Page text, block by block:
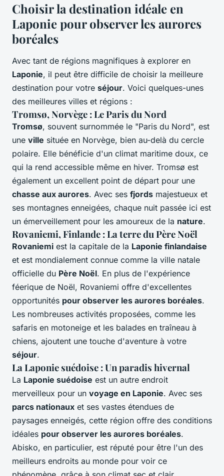
Choisir la destination idéale en
Laponie pour observer les aurores
boréales
Avec tant de régions magnifiques à explorer en
Laponie, il peut être difficile de choisir la meilleure
destination pour votre séjour. Voici quelques-unes
des meilleures villes et régions :
Tromsø, Norvège : Le Paris du Nord
Tromsø, souvent surnommée le "Paris du Nord", est
une ville située en Norvège, bien au-delà du cercle
polaire. Elle bénéficie d'un climat maritime doux, ce
qui la rend accessible même en hiver. Tromsø est
également un excellent point de départ pour une
chasse aux aurores. Avec ses fjords majestueux et
ses montagnes enneigées, chaque nuit passée ici est
un émerveillement pour les amoureux de la nature.
Rovaniemi, Finlande : La terre du Père Noël
Rovaniemi est la capitale de la Laponie finlandaise
et est mondialement connue comme la ville natale
officielle du Père Noël. En plus de l'expérience
féerique de Noël, Rovaniemi offre d'excellentes
opportunités pour observer les aurores boréales.
Les nombreuses activités proposées, comme les
safaris en motoneige et les balades en traîneau à
chiens, ajoutent une touche d'aventure à votre
séjour.
La Laponie suédoise : Un paradis hivernal
La Laponie suédoise est un autre endroit
merveilleux pour un voyage en Laponie. Avec ses
parcs nationaux et ses vastes étendues de
paysages enneigés, cette région offre des conditions
idéales pour observer les aurores boréales.
Abisko, en particulier, est réputé pour être l'un des
meilleurs endroits au monde pour voir ce